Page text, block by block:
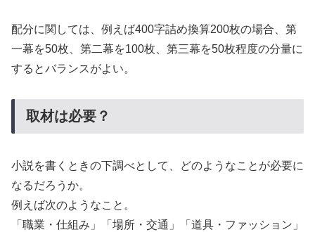
配分に関しては、例えば400字詰め換算200枚の場合、第
一幕を50枚、第二幕を100枚、第三幕を50枚程度の分量に
するとバランスがよい。
取材は必要？
小説を書くときの下調べとして、どのようなことが必要に
なるだろうか。
例えば次のようなこと。
「職業・仕組み」「場所・交通」「道具・ファッション」